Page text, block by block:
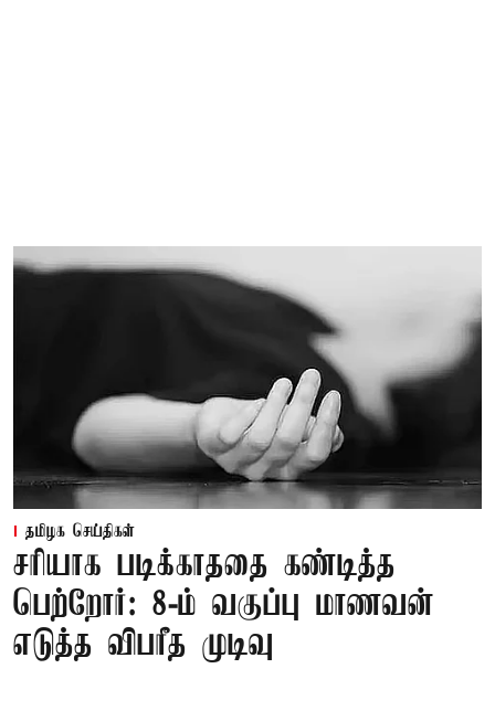
தமிழக செய்திகள்
சரியாக படிக்காததை கண்டித்த
பெற்றோர்: 8-ம் வகுப்பு மாணவன்
எடுத்த விபரீத முடிவு